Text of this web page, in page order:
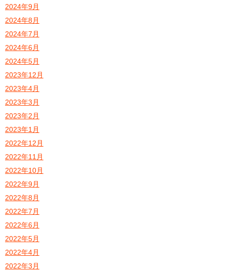
2024年9月
2024年8月
2024年7月
2024年6月
2024年5月
2023年12月
2023年4月
2023年3月
2023年2月
2023年1月
2022年12月
2022年11月
2022年10月
2022年9月
2022年8月
2022年7月
2022年6月
2022年5月
2022年4月
2022年3月